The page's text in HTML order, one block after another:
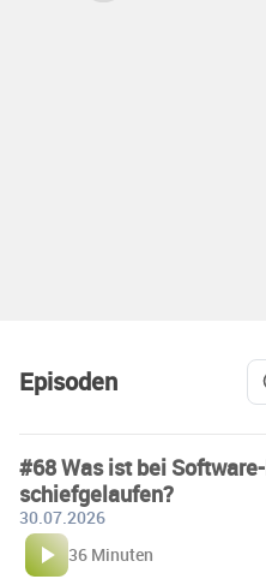
Episoden
#68 Was ist bei
schiefgelaufen?
30.07.2026
36 Minuten